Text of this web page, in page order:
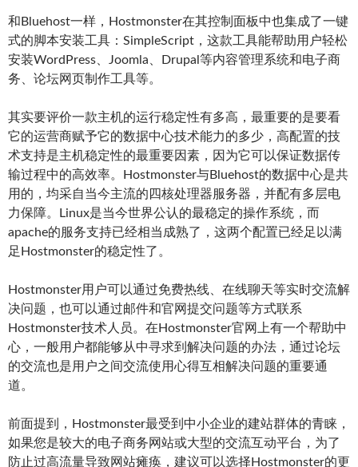
和Bluehost一样，Hostmonster在其控制面板中也集成了一键
式的脚本安装工具：SimpleScript，这款工具能帮助用户轻松
安装WordPress、Joomla、Drupal等内容管理系统和电子商
务、论坛网页制作工具等。
其实要评价一款主机的运行稳定性有多高，最重要的是要看
它的运营商赋予它的数据中心技术能力的多少，高配置的技
术支持是主机稳定性的最重要因素，因为它可以保证数据传
输过程中的高效率。Hostmonster与Bluehost的数据中心是共
用的，均采自当今主流的四核处理器服务器，并配有多层电
力保障。Linux是当今世界公认的最稳定的操作系统，而
apache的服务支持已经相当成熟了，这两个配置已经足以满
足Hostmonster的稳定性了。
Hostmonster用户可以通过免费热线、在线聊天等实时交流解
决问题，也可以通过邮件和官网提交问题等方式联系
Hostmonster技术人员。在Hostmonster官网上有一个帮助中
心，一般用户都能够从中寻求到解决问题的办法，通过论坛
的交流也是用户之间交流使用心得互相解决问题的重要通
道。
前面提到，Hostmonster最受到中小企业的建站群体的青睐，
如果您是较大的电子商务网站或大型的交流互动平台，为了
防止过高流量导致网站瘫痪，建议可以选择Hostmonster的更